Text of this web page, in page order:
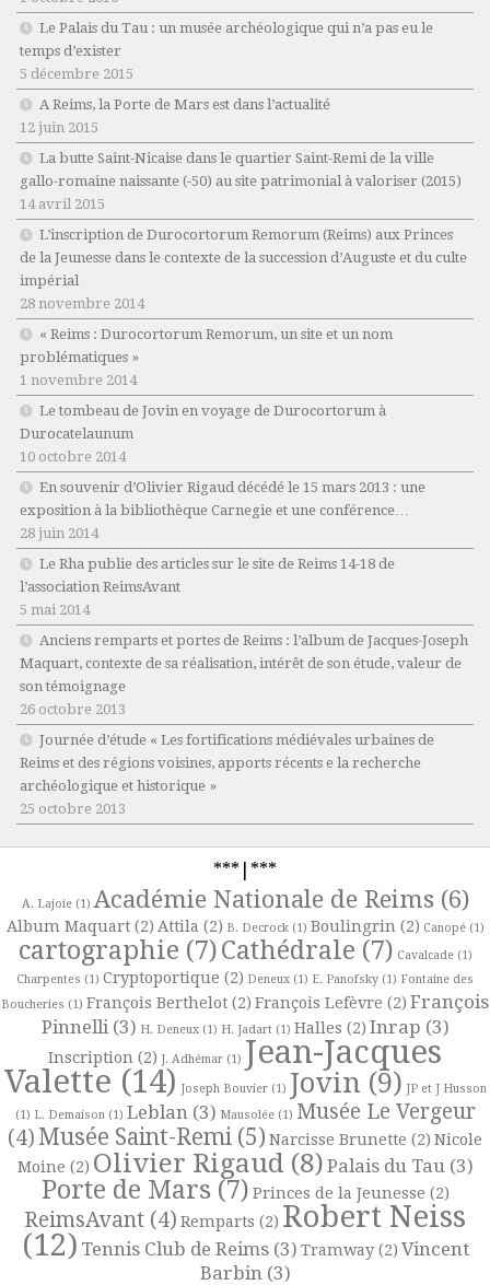
Le Palais du Tau : un musée archéologique qui n’a pas eu le
temps d’exister
5 décembre 2015
A Reims, la Porte de Mars est dans l’actualité
12 juin 2015
La butte Saint-Nicaise dans le quartier Saint-Remi de la ville
gallo-romaine naissante (-50) au site patrimonial à valoriser (2015)
14 avril 2015
L’inscription de Durocortorum Remorum (Reims) aux Princes
de la Jeunesse dans le contexte de la succession d’Auguste et du culte
impérial
28 novembre 2014
« Reims : Durocortorum Remorum, un site et un nom
problématiques »
1 novembre 2014
Le tombeau de Jovin en voyage de Durocortorum à
Durocatelaunum
10 octobre 2014
En souvenir d’Olivier Rigaud décédé le 15 mars 2013 : une
exposition à la bibliothèque Carnegie et une conférence…
28 juin 2014
Le Rha publie des articles sur le site de Reims 14-18 de
l’association ReimsAvant
5 mai 2014
Anciens remparts et portes de Reims : l’album de Jacques-Joseph
Maquart, contexte de sa réalisation, intérêt de son étude, valeur de
son témoignage
26 octobre 2013
Journée d’étude « Les fortifications médiévales urbaines de
Reims et des régions voisines, apports récents e la recherche
archéologique et historique »
25 octobre 2013
***|***
A. Lajoie(1) Académie Nationale de Reims (6)
Album Maquart(2) Attila (2) B. Decrock(1) Boulingrin (2) Canopé(1)
cartographie (7)Cathédrale (7) Cavalcade(1)
Charpentes (1) Cryptoportique (2) Deneux (1) E. Panofsky (1) Fontaine des
Boucheries (1) François Berthelot (2) François Lefèvre (2) François
Pinnelli (3) H. Deneux(1) H. Jadart(1) Halles (2) Inrap (3)
Inscription (2) J. Adhémar (1) Jean-Jacques
Valette (14) Joseph Bouvier(1) Jovin (9) JP et J Husson
(1) L. Demaison (1) Leblan (3) Mausolée(1) Musée Le Vergeur
(4) Musée Saint-Remi (5) Narcisse Brunette (2) Nicole
Moine (2) Olivier Rigaud (8) Palais du Tau (3)
Porte de Mars(7) Princes de la Jeunesse (2)
ReimsAvant (4) Remparts (2) Robert Neiss
(12) Tennis Club de Reims(3) Tramway(2) Vincent
Barbin (3)